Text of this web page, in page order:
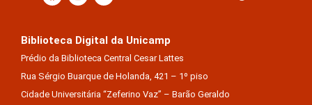
Biblioteca Digital da Unicamp
Prédio da Biblioteca Central Cesar Lattes
Rua Sérgio Buarque de Holanda, 421 – 1º piso
Cidade Universitária “Zeferino Vaz” – Barão Geraldo